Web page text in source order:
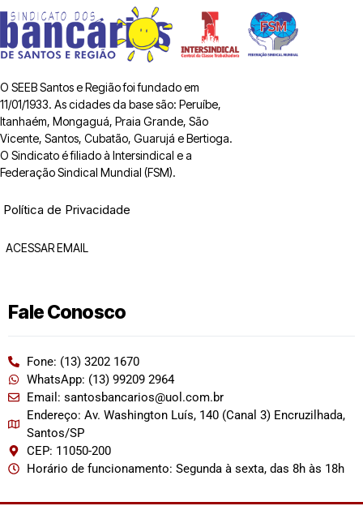
O SEEB Santos e Região foi fundado em
11/01/1933. As cidades da base são: Peruíbe,
Itanhaém, Mongaguá, Praia Grande, São
Vicente, Santos, Cubatão, Guarujá e Bertioga.
O Sindicato é filiado à Intersindical e a
Federação Sindical Mundial (FSM).
Política de Privacidade
ACESSAR EMAIL
Fale Conosco
Fone: (13) 3202 1670
WhatsApp: (13) 99209 2964
Email: santosbancarios@uol.com.br
Endereço: Av. Washington Luís, 140 (Canal 3) Encruzilhada,
Santos/SP
CEP: 11050-200
Horário de funcionamento: Segunda à sexta, das 8h às 18h